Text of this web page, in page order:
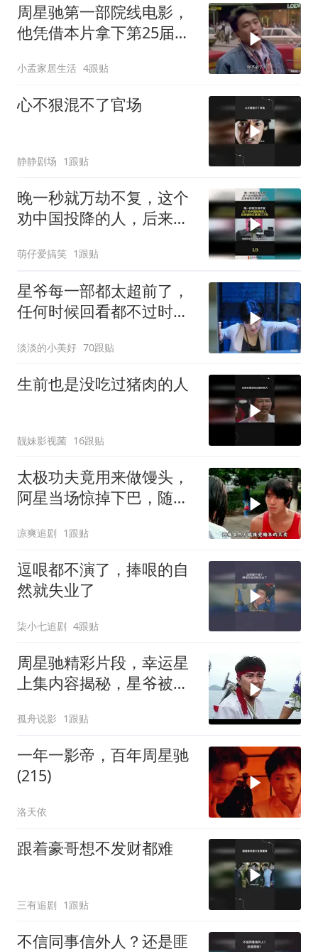
周星驰第一部院线电影，
他凭借本片拿下第25届金
小孟家居生活 4跟贴
心不狠混不了官场
静静剧场 1跟贴
晚一秒就万劫不复，这个
劝中国投降的人，后来被
萌仔爱搞笑 1跟贴
星爷每一部都太超前了，
任何时候回看都不过时，
淡淡的小美好 70跟贴
生前也是没吃过猪肉的人
靓妹影视菌 16跟贴
太极功夫竟用来做馒头，
阿星当场惊掉下巴，随后
凉爽追剧 1跟贴
逗哏都不演了，捧哏的自
然就失业了
柒小七追剧 4跟贴
周星驰精彩片段，幸运星
上集内容揭秘，星爷被黑
孤舟说影 1跟贴
一年一影帝，百年周星驰
(215)
洛天依
跟着豪哥想不发财都难
三有追剧 1跟贴
不信同事信外人？还是匪